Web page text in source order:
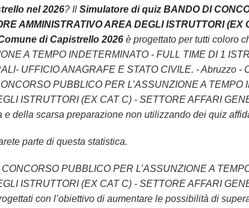
nel 2026? Il Simulatore di quiz BANDO DI
AMMINISTRATIVO AREA DEGLI ISTRUTTORI
di Capistrello 2026è progettato per tutti coloro
A TEMPO INDETERMINATO - FULL TIME DI 1
UFFICIO ANAGRAFE E STATO CIVILE. - Abruzzo
PUBBLICO PER L’ASSUNZIONE A
ISTRUTTORI (EX CAT C) - SETTORE AFFARI
e della scarsa preparazione non utilizzando dei quiz
parte di questa statistica.
PUBBLICO PER L’ASSUNZIONE A
ISTRUTTORI (EX CAT C) - SETTORE AFFARI
con l’obiettivo di aumentare le possibilità di